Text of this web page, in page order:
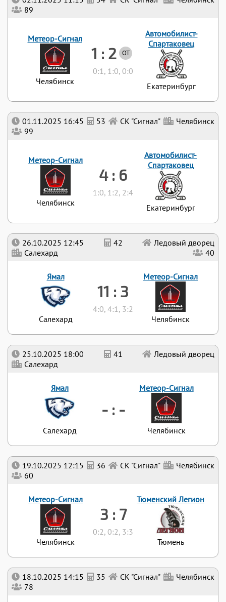
18.10.2025 14:15 35 СК "Сигнал"
Челябинск
78
19.10.2025 12:15 36 СК "Сигнал"
Челябинск
60
Метеор-Сигнал
Челябинск
3 : 7
0:2, 0:2, 3:3
Тюменский Легион
Тюмень
25.10.2025 18:00 41
Ледовый дворец
Салехард
Ямал
Салехард
- : -
Метеор-Сигнал
Челябинск
26.10.2025 12:45 42
Ледовый дворец
Салехард
40
Ямал
Салехард
11 : 3
4:0, 4:1, 3:2
Метеор-Сигнал
Челябинск
01.11.2025 16:45 53 СК "Сигнал"
Челябинск
99
Метеор-Сигнал
Челябинск
4 : 6
1:0, 1:2, 2:4
Автомобилист-
Спартаковец
Екатеринбург
89
Метеор-Сигнал
Челябинск
1 : 2 ОТ
0:1, 1:0, 0:0
Автомобилист-
Спартаковец
Екатеринбург